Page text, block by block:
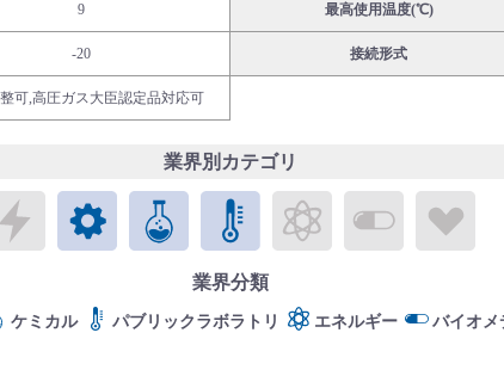
9 最高使用温度(℃)
-20 接続形式
可,高圧ガス大臣認定品対応可
業界別カテゴリ
エレクトロニクス
メカトロニクス
ケミカル パブリックラボラトリバイオメ
業界分類
ケミカル パブリックラボラトリ エネルギー バイオメ